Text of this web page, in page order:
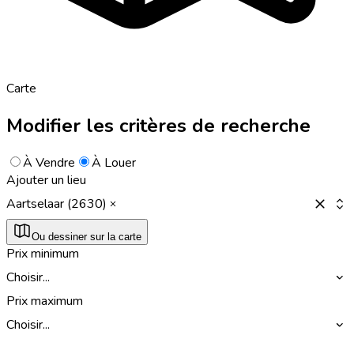
Carte
Modifier les critères de recherche
À Vendre
À Louer
Ajouter un lieu
Aartselaar (2630)
Ou dessiner sur la carte
Prix minimum
Choisir...
Prix maximum
Choisir...